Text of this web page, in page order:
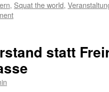
, Squat the world,
statt